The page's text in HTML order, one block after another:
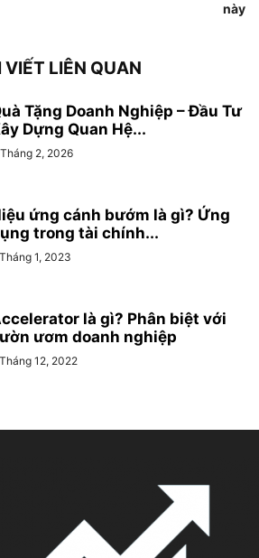
này
VIẾT LIÊN QUAN
Tặng Doanh Nghiệp – Đầu Tư
Dựng Quan Hệ...
2, 2026
ứng cánh bướm là gì? Ứng
trong tài chính...
1, 2023
là gì? Phân biệt với
ươm doanh nghiệp
12, 2022